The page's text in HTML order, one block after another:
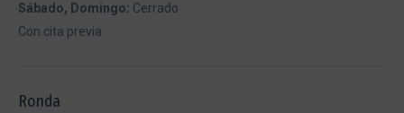
Sábado, Domingo: Cerrado
Con cita previa
Ronda